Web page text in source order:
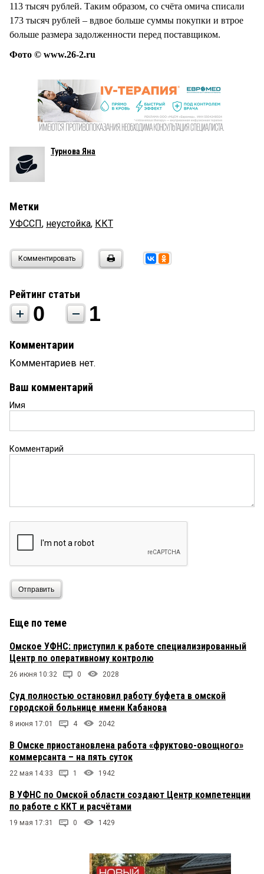
113 тысяч рублей. Таким образом, со счёта омича списали
173 тысяч рублей – вдвое больше суммы покупки и втрое
больше размера задолженности перед поставщиком.
Фото © www.26-2.ru
Турнова Яна
Метки
УФССП, неустойка, ККТ
Комментировать
Рейтинг статьи
0 1
Комментарии
Комментариев нет.
Ваш комментарий
Имя
Комментарий
Отправить
Еще по теме
Омское УФНС: приступил к работе специализированный
Центр по оперативному контролю
26 июня 10:32 0 2028
Суд полностью остановил работу буфета в омской
городской больнице имени Кабанова
8 июня 17:01 4 2042
В Омске приостановлена работа «фруктово-овощного»
коммерсанта – на пять суток
22 мая 14:33 1 1942
В УФНС по Омской области создают Центр компетенции
по работе с ККТ и расчётами
19 мая 17:31 0 1429